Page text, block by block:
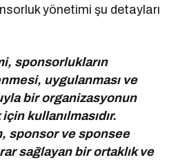
yönetimi şu detayları
sponsorlukların
uygulanması ve
bir organizasyonun
kullanılmasıdır.
sponsor ve sponsee
sağlayan bir ortaklık ve